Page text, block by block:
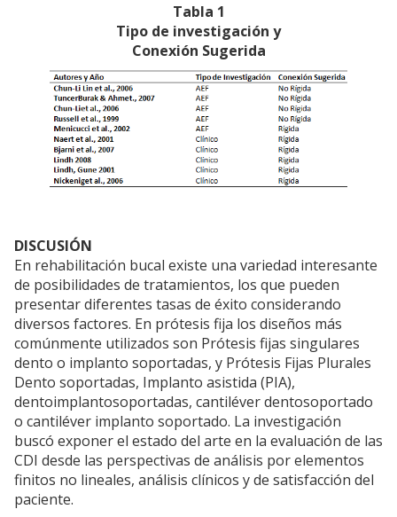
Tabla 1
Tipo de investigación y
Conexión Sugerida
DISCUSIÓN
En rehabilitación bucal existe una variedad interesante
de posibilidades de tratamientos, los que pueden
presentar diferentes tasas de éxito considerando
diversos factores. En prótesis fija los diseños más
comúnmente utilizados son Prótesis fijas singulares
dento o implanto soportadas, y Prótesis Fijas Plurales
Dento soportadas, Implanto asistida (PIA),
dentoimplantosoportadas, cantiléver dentosoportado
o cantiléver implanto soportado. La investigación
buscó exponer el estado del arte en la evaluación de las
CDI desde las perspectivas de análisis por elementos
finitos no lineales, análisis clínicos y de satisfacción del
paciente.